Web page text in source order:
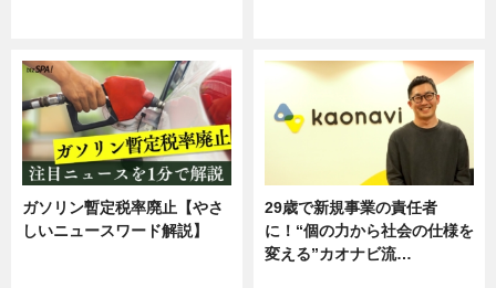
ガソリン暫定税率廃止【やさ
しいニュースワード解説】
29歳で新規事業の責任者
に！“個の力から社会の仕様を
変える”カオナビ流…